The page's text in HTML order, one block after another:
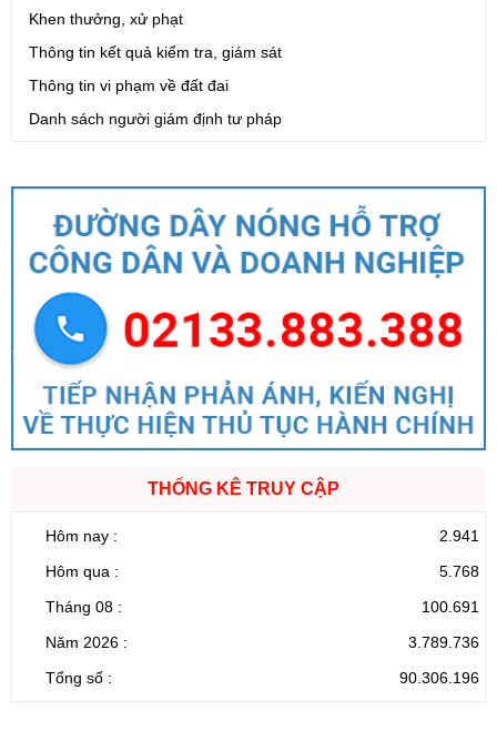
Khen thưởng, xử phạt
Thông tin kết quả kiểm tra, giám sát
Thông tin vi phạm về đất đai
Danh sách người giám định tư pháp
THỐNG KÊ TRUY CẬP
Hôm nay :
2.941
Hôm qua :
5.768
Tháng 08 :
100.691
Năm 2026 :
3.789.736
Tổng số :
90.306.196